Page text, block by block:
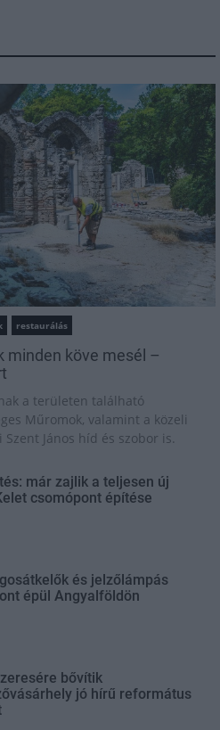
restaurálás
minden köve mesél –
a területen található
Műromok, valamint a közeli
János híd és szobor is.
már zajlik a teljesen új
csomópont építése
és jelzőlámpás
épül Angyalföldön
bővítik
jó hírű református